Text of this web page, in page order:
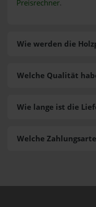
Preisrechner.
Wie werden die
Welche
Welche Qualität
Wie lange ist die